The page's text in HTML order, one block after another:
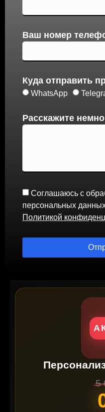
Ваш номер
Куда отправить
WhatsApp
Расскажите
Соглашаюсь с
персональных
Политикой
5